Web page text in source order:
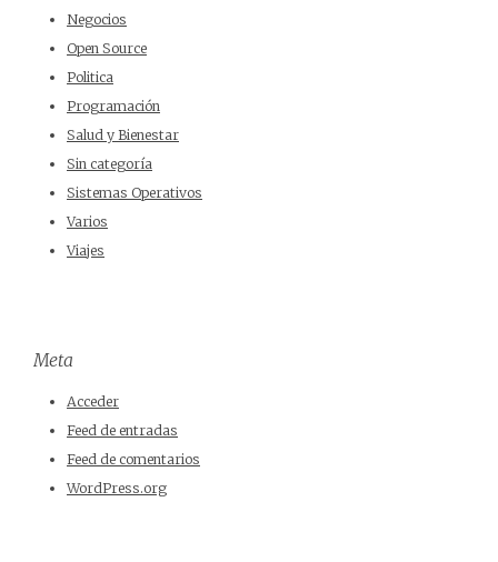
Negocios
Open Source
Politica
Programación
Salud y Bienestar
Sin categoría
Sistemas Operativos
Varios
Viajes
Meta
Acceder
Feed de entradas
Feed de comentarios
WordPress.org